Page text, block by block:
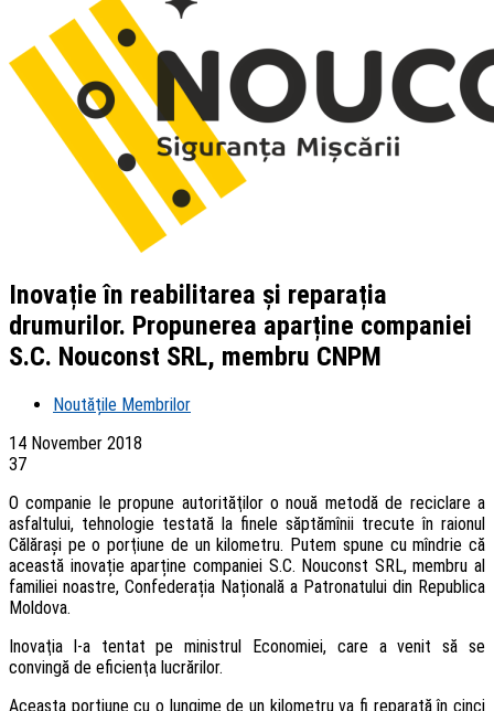
Inovație în reabilitarea și reparația
drumurilor. Propunerea aparține companiei
S.C. Nouconst SRL, membru CNPM
Noutățile Membrilor
14 November 2018
37
O companie le propune autorităţilor o nouă metodă de reciclare a
asfaltului, tehnologie testată la finele săptămînii trecute în raionul
Călăraşi pe o porţiune de un kilometru. Putem spune cu mîndrie că
această inovație aparține companiei S.C. Nouconst SRL, membru al
familiei noastre, Confederația Națională a Patronatului din Republica
Moldova.
Inovaţia l-a tentat pe ministrul Economiei, care a venit să se
convingă de eficienţa lucrărilor.
Aceasta porţiune cu o lungime de un kilometru va fi reparată în cinci